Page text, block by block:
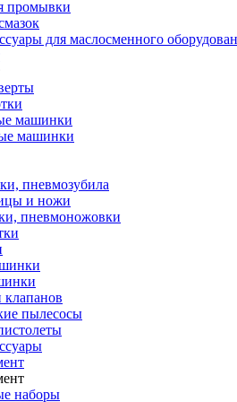
промывки
для маслосменного
машинки
машинки
пневмозубила
и ножи
пневмоножовки
пылесосы
наборы